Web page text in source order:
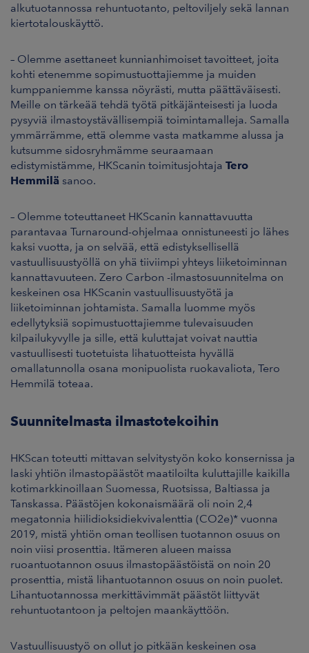
alkutuotannossa rehuntuotanto, peltoviljely sekä lannan
kiertotalouskäyttö.
– Olemme asettaneet kunnianhimoiset tavoitteet, joita
kohti etenemme sopimustuottajiemme ja muiden
kumppaniemme kanssa nöyrästi, mutta päättäväisesti.
Meille on tärkeää tehdä työtä pitkäjänteisesti ja luoda
pysyviä ilmastoystävällisempiä toimintamalleja. Samalla
ymmärrämme, että olemme vasta matkamme alussa ja
kutsumme sidosryhmämme seuraamaan
edistymistämme, HKScanin toimitusjohtaja Tero
Hemmilä sanoo.
– Olemme toteuttaneet HKScanin kannattavuutta
parantavaa Turnaround-ohjelmaa onnistuneesti jo lähes
kaksi vuotta, ja on selvää, että edistyksellisellä
vastuullisuustyöllä on yhä tiiviimpi yhteys liiketoiminnan
kannattavuuteen. Zero Carbon -ilmastosuunnitelma on
keskeinen osa HKScanin vastuullisuustyötä ja
liiketoiminnan johtamista. Samalla luomme myös
edellytyksiä sopimustuottajiemme tulevaisuuden
kilpailukyvylle ja sille, että kuluttajat voivat nauttia
vastuullisesti tuotetuista lihatuotteista hyvällä
omallatunnolla osana monipuolista ruokavaliota, Tero
Hemmilä toteaa.
Suunnitelmasta ilmastotekoihin
HKScan toteutti mittavan selvitystyön koko konsernissa ja
laski yhtiön ilmastopäästöt maatiloilta kuluttajille kaikilla
kotimarkkinoillaan Suomessa, Ruotsissa, Baltiassa ja
Tanskassa. Päästöjen kokonaismäärä oli noin 2,4
megatonnia hiilidioksidiekvivalenttia (CO2e)* vuonna
2019, mistä yhtiön oman teollisen tuotannon osuus on
noin viisi prosenttia. Itämeren alueen maissa
ruoantuotannon osuus ilmastopäästöistä on noin 20
prosenttia, mistä lihantuotannon osuus on noin puolet.
Lihantuotannossa merkittävimmät päästöt liittyvät
rehuntuotantoon ja peltojen maankäyttöön.
Vastuullisuustyö on ollut jo pitkään keskeinen osa